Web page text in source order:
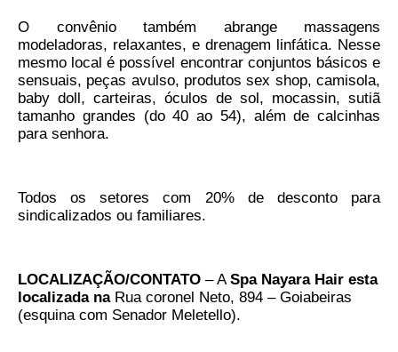
Notícias
Pautas Nacionais
Convênios
Fale Conosco
Área do Filiado
O convênio também abrange massagens
modeladoras, relaxantes, e drenagem linfática. Nesse
mesmo local é possível encontrar conjuntos básicos e
sensuais, peças avulso, produtos sex shop, camisola,
baby doll, carteiras, óculos de sol, mocassin, sutiã
tamanho grandes (do 40 ao 54), além de calcinhas
para senhora.
Todos os setores com 20% de desconto para
sindicalizados ou familiares.
LOCALIZAÇÃO/CONTATO – ASpa Nayara Hair esta
localizada na Rua coronel Neto, 894 – Goiabeiras
(esquina com Senador Meletello).